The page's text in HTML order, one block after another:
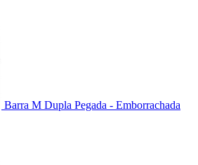
Barra M Dupla Pegada - Emborrachada